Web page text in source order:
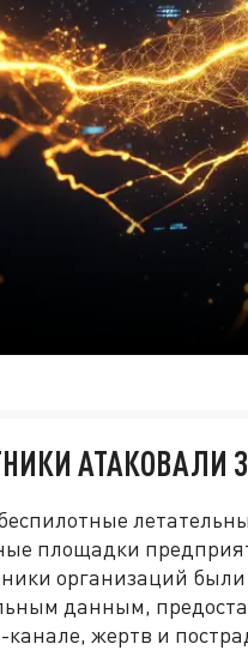
АТАКОВАЛИ
площадки
организаций
данным,
канале, жертв и